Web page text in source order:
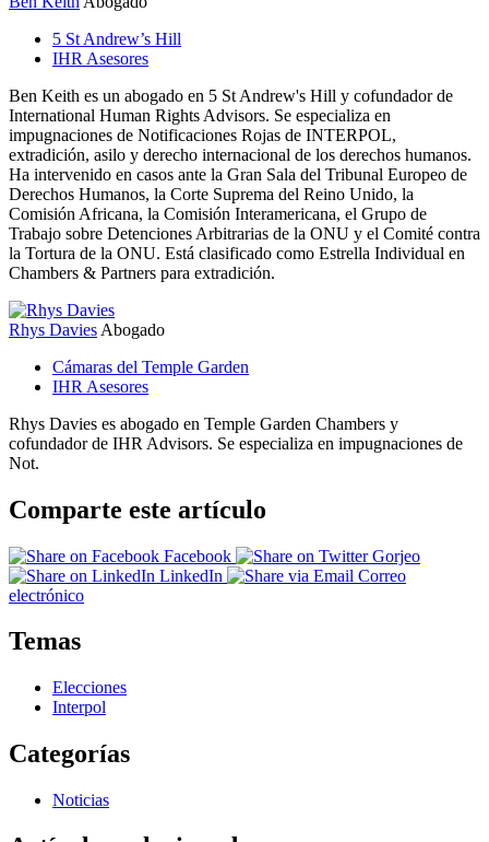
5 St Andrew’s Hill
IHR Asesores
Ben Keith es un abogado en 5 St Andrew's Hill y cofundador de
International Human Rights Advisors. Se especializa en
impugnaciones de Notificaciones Rojas de INTERPOL,
extradición, asilo y derecho internacional de los derechos humanos.
Ha intervenido en casos ante la Gran Sala del Tribunal Europeo de
Derechos Humanos, la Corte Suprema del Reino Unido, la
Comisión Africana, la Comisión Interamericana, el Grupo de
Trabajo sobre Detenciones Arbitrarias de la ONU y el Comité contra
la Tortura de la ONU. Está clasificado como Estrella Individual en
Chambers & Partners para extradición.
Rhys Davies Abogado
Cámaras del Temple Garden
IHR Asesores
Rhys Davies es abogado en Temple Garden Chambers y
cofundador de IHR Advisors. Se especializa en impugnaciones de
Not.
Comparte este artículo
Facebook
Gorjeo
LinkedIn
Correo
electrónico
Temas
Elecciones
Interpol
Categorías
Noticias